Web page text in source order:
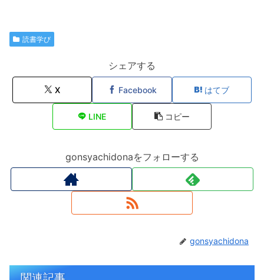
読書学び
シェアする
X Facebook はてブ
LINE コピー
gonsyachidonaをフォローする
gonsyachidona